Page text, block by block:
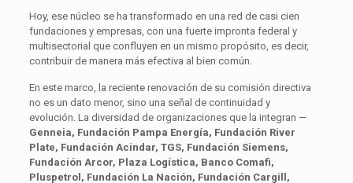
Hoy, ese núcleo se ha transformado en una red de casi cien
fundaciones y empresas, con una fuerte impronta federal y
multisectorial que confluyen en un mismo propósito, es decir,
contribuir de manera más efectiva al bien común.
En este marco, la reciente renovación de su comisión directiva
no es un dato menor, sino una señal de continuidad y
evolución. La diversidad de organizaciones que la integran —
Genneia, Fundación Pampa Energía, Fundación River
Plate, Fundación Acindar, TGS, Fundación Siemens,
Fundación Arcor, Plaza Logística, Banco Comafi,
Pluspetrol, Fundación La Nación, Fundación Cargill,